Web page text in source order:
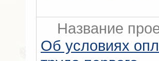
Название
Об условиях